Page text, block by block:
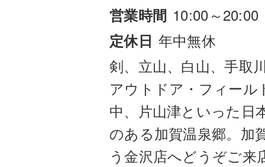
営業時間 10:00～20:00
定休日 年中無休
剣、立山、白山、手取
アウトドア・フィール
中、片山津といった日
のある加賀温泉郷。加
う金沢店へどうぞご